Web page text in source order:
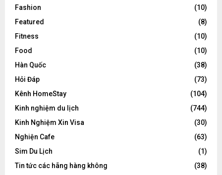
Fashion
(10)
Featured
(8)
Fitness
(10)
Food
(10)
Hàn Quốc
(38)
Hỏi Đáp
(73)
Kênh HomeStay
(104)
Kinh nghiệm du lịch
(744)
Kinh Nghiệm Xin Visa
(30)
Nghiện Cafe
(63)
Sim Du Lịch
(1)
Tin tức các hãng hàng không
(38)